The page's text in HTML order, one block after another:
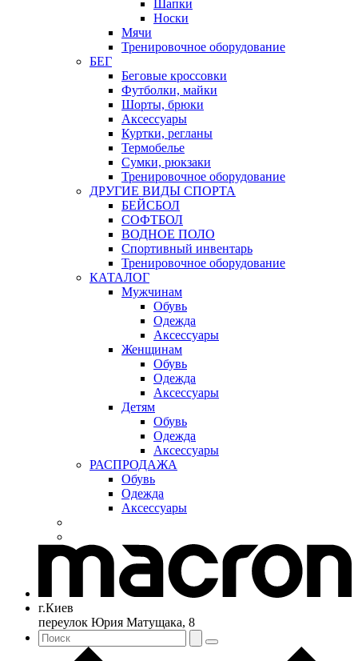
Шапки
Носки
Мячи
Тренировочное оборудование
БЕГ
Беговые кроссовки
Футболки, майки
Шорты, брюки
Аксессуары
Куртки, регланы
Термобелье
Сумки, рюкзаки
Тренировочное оборудование
ДРУГИЕ ВИДЫ СПОРТА
БЕЙСБОЛ
СОФТБОЛ
ВОДНОЕ ПОЛО
Спортивный инвентарь
Тренировочное оборудование
КАТАЛОГ
Мужчинам
Обувь
Одежда
Аксессуары
Женщинам
Обувь
Одежда
Аксессуары
Детям
Обувь
Одежда
Аксессуары
РАСПРОДАЖА
Обувь
Одежда
Аксессуары
г.Киев
переулок Юрия Матущака, 8